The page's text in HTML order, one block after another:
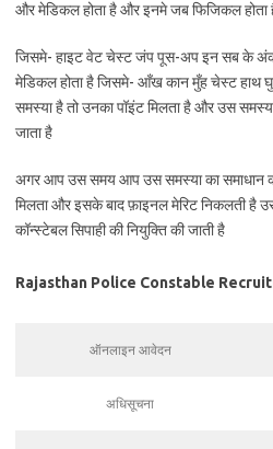
और मेडिकल होता है और इनमे जब फिजिकल होता
जिसमे- हाइट वेट चेस्ट जंप पूस-अप इन सब के
मेडिकल होता है जिसमे- आँख कान मुँह चेस्ट हाथ
समस्या है तो उनका पॉइंट मिलता है और उस
जाता है
अगर आप उस समय आप उस समस्या का समाधान
मिलता और इसके बाद फ़ाइनल मेरिट निकलती है
कॉन्स्टेबल सिपाही की नियुक्ति की जाती है
Rajasthan Police Constable
ऑनलाइन आवेदन
अधिसूचना